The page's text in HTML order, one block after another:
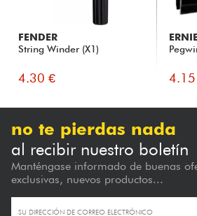
FENDER
String Winder (X1)
4.30 €
no te pierdas nada
al recibir nuestro boletín
Manténgase informado de buenas
exclusivas, nuevos productos...